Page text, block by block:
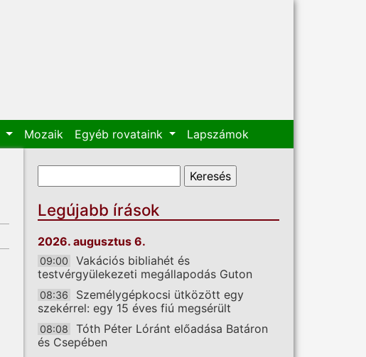
Mozaik Egyéb rovataink Lapszámok
Keresés űrlap
Legújabb írások
2026. augusztus 6.
09:00
Vakációs bibliahét és
testvérgyülekezeti megállapodás Guton
08:36
Személygépkocsi ütközött egy
szekérrel: egy 15 éves fiú megsérült
08:08
Tóth Péter Lóránt előadása Batáron
és Csepében